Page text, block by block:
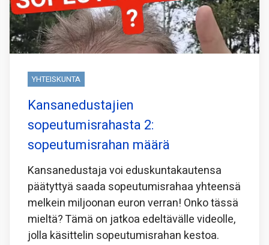
YHTEISKUNTA
Kansanedustajien
sopeutumisrahasta 2:
sopeutumisrahan määrä
Kansanedustaja voi eduskuntakautensa
päätyttyä saada sopeutumisrahaa yhteensä
melkein miljoonan euron verran! Onko tässä
mieltä? Tämä on jatkoa edeltävälle videolle,
jolla käsittelin sopeutumisrahan kestoa.